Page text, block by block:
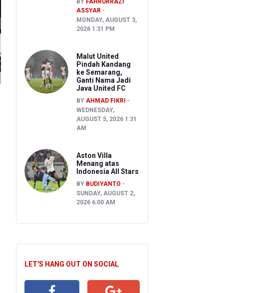
ASSYAR
MONDAY, AUGUST 3,
2026 1:31 PM
Malut United
Pindah Kandang
ke Semarang,
Ganti Nama Jadi
Java United FC
BY AHMAD FIKRI
WEDNESDAY,
AUGUST 5, 2026 1:31
AM
Aston Villa
Menang atas
Indonesia All Stars
BY BUDIYANTO
SUNDAY, AUGUST 2,
2026 6:00 AM
LET'S HANG OUT ON SOCIAL